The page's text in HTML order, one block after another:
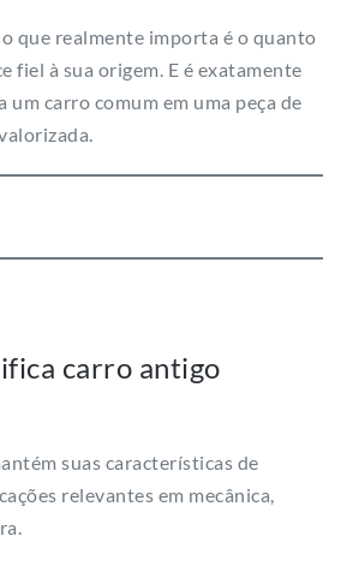
que realmente importa é o quanto
fiel à sua origem. E é exatamente
um carro comum em uma peça de
carro antigo
suas características de
relevantes em mecânica,